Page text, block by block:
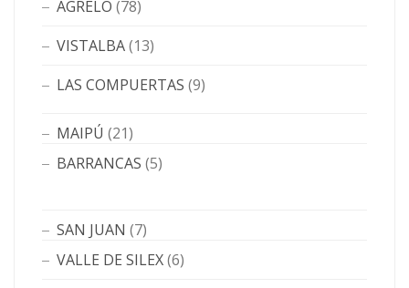
AGRELO (78)
VISTALBA(13)
LAS COMPUERTAS (9)
MAIPÚ (21)
BARRANCAS (5)
SAN JUAN (7)
VALLE DE SILEX(6)